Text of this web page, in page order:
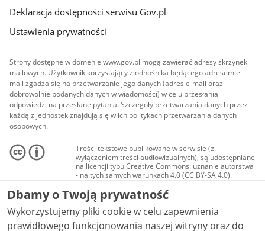
Deklaracja dostępności serwisu Gov.pl
Ustawienia prywatności
Strony dostępne w domenie www.gov.pl mogą zawierać adresy skrzynek
mailowych. Użytkownik korzystający z odnośnika będącego adresem e-
mail zgadza się na przetwarzanie jego danych (adres e-mail oraz
dobrowolnie podanych danych w wiadomości) w celu przesłania
odpowiedzi na przesłane pytania. Szczegóły przetwarzania danych przez
każdą z jednostek znajdują się w ich politykach przetwarzania danych
osobowych.
Treści tekstowe publikowane w serwisie (z
wyłączeniem treści audiowizualnych), są udostępniane
na licencji typu Creative Commons: uznanie autorstwa
- na tych samych warunkach 4.0 (CC BY-SA 4.0).
Materiały audiowizualne, w tym zdjęcia, materiały
audio i wideo, są udostępniane na licencji typu
Creative Commons: uznanie autorstwa użycie
niekomercyjne - bez utworów zależnych 4.0 (CC BY-
NC-ND 4.0), o ile nie jest to stwierdzone inaczej.
Dbamy o Twoją prywatność
Wykorzystujemy pliki cookie w celu zapewnienia
prawidłowego funkcjonowania naszej witryny oraz do